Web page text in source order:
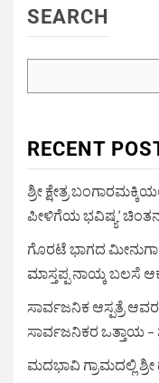
SEARCH
RECENT
ಶ್ರೀ ಕ್ಷೇತ್ರ
ಪೀಳಿಗೆಯ ಭವಿಷ್ಯ’
ಗೊರಟೆ ಭಾಗದ
ಮಾಸ್ತಪ್ಪ ನಾಯ್ಕ ಬಲಸೆ
ಸಾರ್ವಜನಿಕ ಆಸ್ಪತ್ರೆ
ಸಾರ್ವಜನಿಕರ ಒತ್ತಾಯ –
ಮದಭಾವಿ ಗ್ರಾಮದಲ್ಲಿ